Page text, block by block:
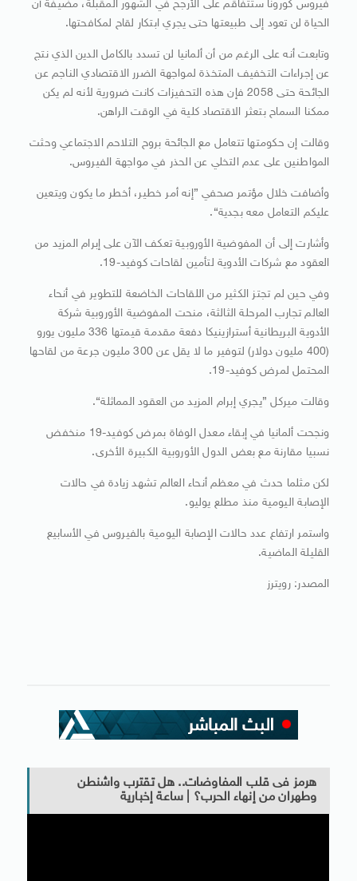
فيروس كورونا ستتفاقم على الأرجح في الشهور المقبلة، مضيفة أن
الحياة لن تعود إلى طبيعتها حتى يجري ابتكار لقاح لمكافحتها.
وتابعت أنه على الرغم من أن ألمانيا لن تسدد بالكامل الدين الذي نتج
عن إجراءات التخفيف المتخذة لمواجهة الضرر الاقتصادي الناجم عن
الجائحة حتى 2058 فإن هذه التحفيزات كانت ضرورية لأنه لم يكن
ممكنا السماح بتعثر الاقتصاد كلية في الوقت الراهن.
وقالت إن حكومتها تتعامل مع الجائحة بروح التلاحم الاجتماعي وحثت
المواطنين على عدم التخلي عن الحذر في مواجهة الفيروس.
وأضافت خلال مؤتمر صحفي ”إنه أمر خطير، أخطر ما يكون ويتعين
عليكم التعامل معه بجدية“.
وأشارت إلى أن المفوضية الأوروبية تعكف الآن على إبرام المزيد من
العقود مع شركات الأدوية لتأمين لقاحات كوفيد-19.
وفي حين لم تجتز الكثير من اللقاحات الخاضعة للتطوير في أنحاء
العالم تجارب المرحلة الثالثة، منحت المفوضية الأوروبية شركة
الأدوية البريطانية أسترازينيكا دفعة مقدمة قيمتها 336 مليون يورو
(400 مليون دولار) لتوفير ما لا يقل عن 300 مليون جرعة من لقاحها
المحتمل لمرض كوفيد-19.
وقالت ميركل ”يجري إبرام المزيد من العقود المماثلة“.
ونجحت ألمانيا في إبقاء معدل الوفاة بمرض كوفيد-19 منخفض
نسبيا مقارنة مع بعض الدول الأوروبية الكبيرة الأخرى.
لكن مثلما حدث في معظم أنحاء العالم تشهد زيادة في حالات
الإصابة اليومية منذ مطلع يوليو.
واستمر ارتفاع عدد حالات الإصابة اليومية بالفيروس في الأسابيع
القليلة الماضية.
المصدر: رويترز
هرمز فى قلب المفاوضات.. هل تقترب واشنطن
وطهران من إنهاء الحرب؟ | ساعة إخبارية